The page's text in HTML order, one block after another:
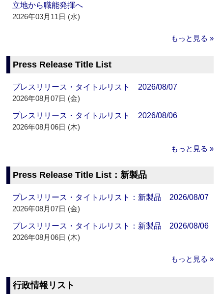
立地から職能発揮へ
2026年03月11日 (水)
もっと見る »
Press Release Title List
プレスリリース・タイトルリスト 2026/08/07
2026年08月07日 (金)
プレスリリース・タイトルリスト 2026/08/06
2026年08月06日 (木)
もっと見る »
Press Release Title List：新製品
プレスリリース・タイトルリスト：新製品 2026/08/07
2026年08月07日 (金)
プレスリリース・タイトルリスト：新製品 2026/08/06
2026年08月06日 (木)
もっと見る »
行政情報リスト